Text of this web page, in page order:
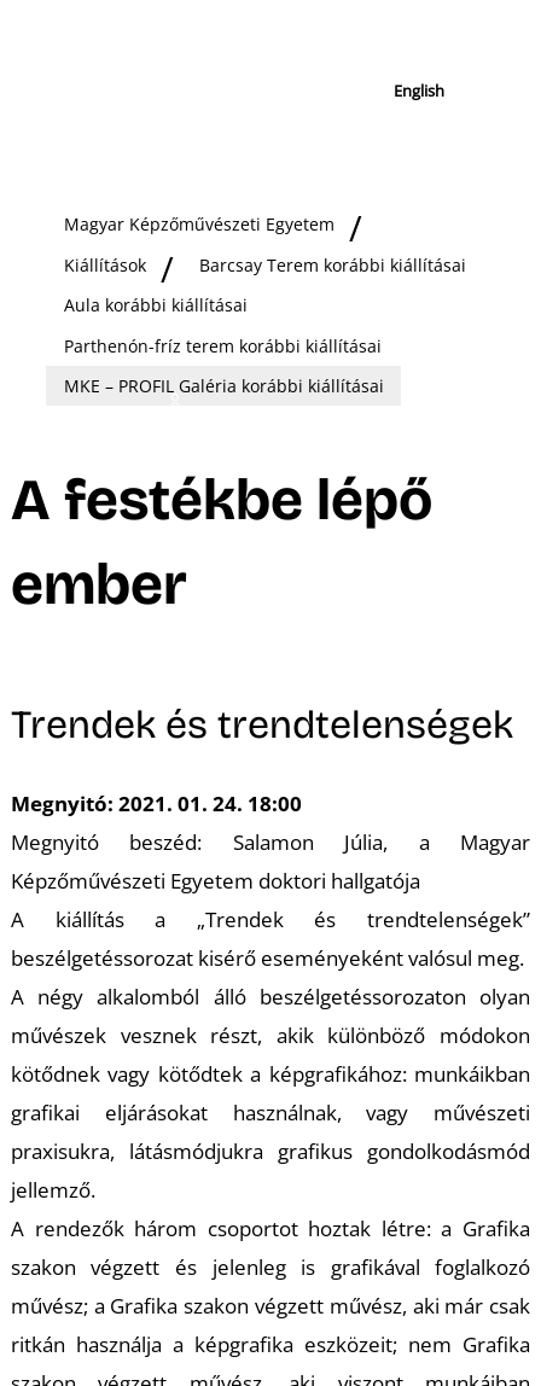
English
Magyar Képzőművészeti Egyetem
Kiállítások
Barcsay Terem korábbi kiállításai
Aula korábbi kiállításai
Parthenón-fríz terem korábbi kiállításai
MKE – PROFIL Galéria korábbi kiállításai
A festékbe lépő
ember
Trendek és trendtelenségek
Megnyitó: 2021. 01. 24. 18:00
Megnyitó beszéd: Salamon Júlia, a Magyar
Képzőművészeti Egyetem doktori hallgatója
A kiállítás a „Trendek és trendtelenségek”
beszélgetéssorozat kisérő eseményeként valósul meg.
A négy alkalomból álló beszélgetéssorozaton olyan
művészek vesznek részt, akik különböző módokon
kötődnek vagy kötődtek a képgrafikához: munkáikban
grafikai eljárásokat használnak, vagy művészeti
praxisukra, látásmódjukra grafikus gondolkodásmód
jellemző.
A rendezők három csoportot hoztak létre: a Grafika
szakon végzett és jelenleg is grafikával foglalkozó
művész; a Grafika szakon végzett művész, aki már csak
ritkán használja a képgrafika eszközeit; nem Grafika